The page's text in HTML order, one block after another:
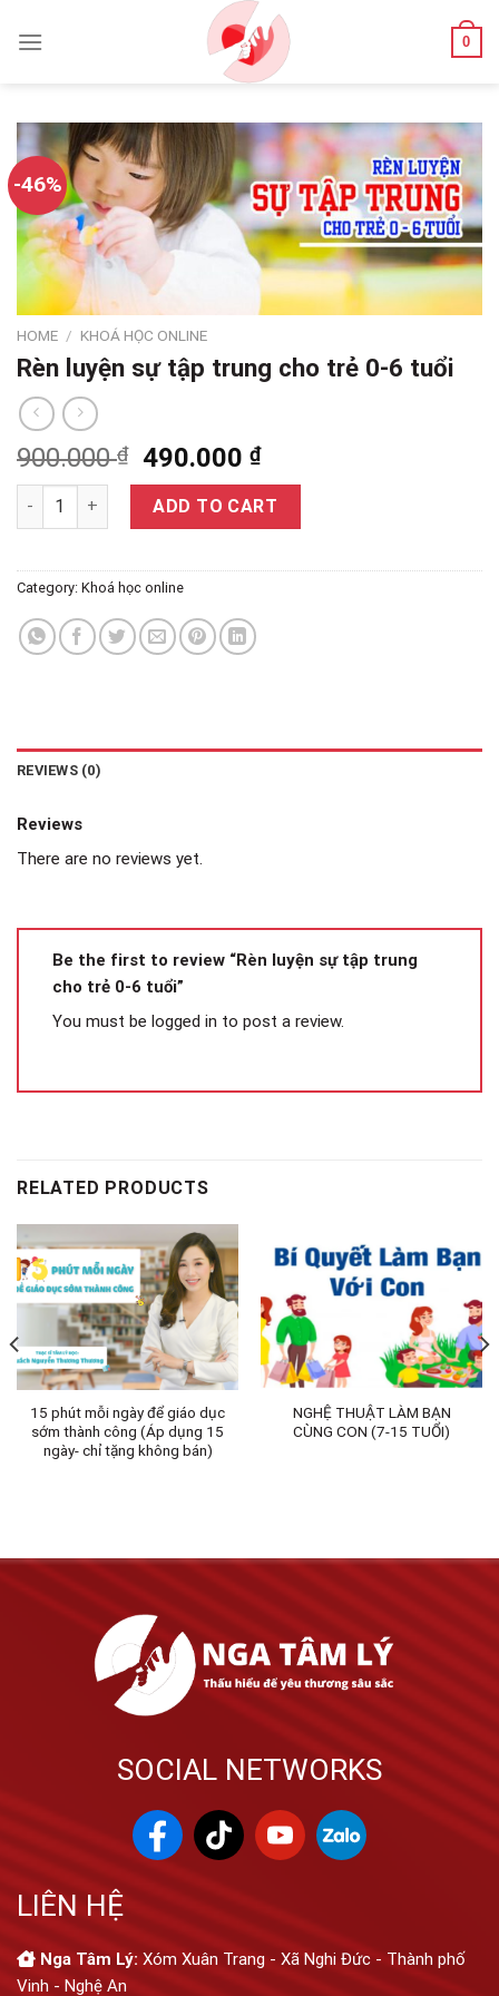
0
-46%
HOME / KHOÁ HỌC ONLINE
Rèn luyện sự tập trung cho trẻ 0-6 tuổi
900.000₫ 490.000₫
Rèn luyện sự tập trung cho trẻ 0-6 tuổi quantity
ADD TO CART
Category: Khoá học online
REVIEWS (0)
Reviews
There are no reviews yet.
Be the first to review “Rèn luyện sự tập trung
cho trẻ 0-6 tuổi”
You must be logged in to post a review.
RELATED PRODUCTS
15 phút mỗi ngày để giáo dục
sớm thành công (Áp dụng 15
ngày- chỉ tặng không bán)
NGHỆ THUẬT LÀM BẠN
CÙNG CON (7-15 TUỔI)
SOCIAL NETWORKS
LIÊN HỆ
Nga Tâm Lý: Xóm Xuân Trang - Xã Nghi Đức - Thành phố
Vinh - Nghệ An